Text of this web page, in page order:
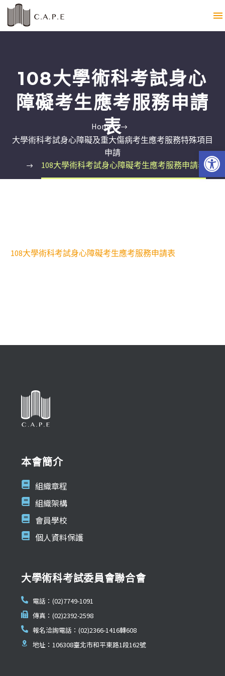
108大學術科考試身心
障礙考生應考服務申請
表
Home
大學術科考試身心障礙及重大傷病考生應考服務特殊項目
申請
108大學術科考試身心障礙考生應考服務申請表
108大學術科考試身心障礙考生應考服務申請表
本會簡介
組織章程
組織架構
會員學校
個人資料保護
大學術科考試委員會聯合會
電話：(02)7749-1091
傳真：(02)2392-2598
報名洽詢電話：(02)2366-1416轉608
地址：106308臺北市和平東路1段162號